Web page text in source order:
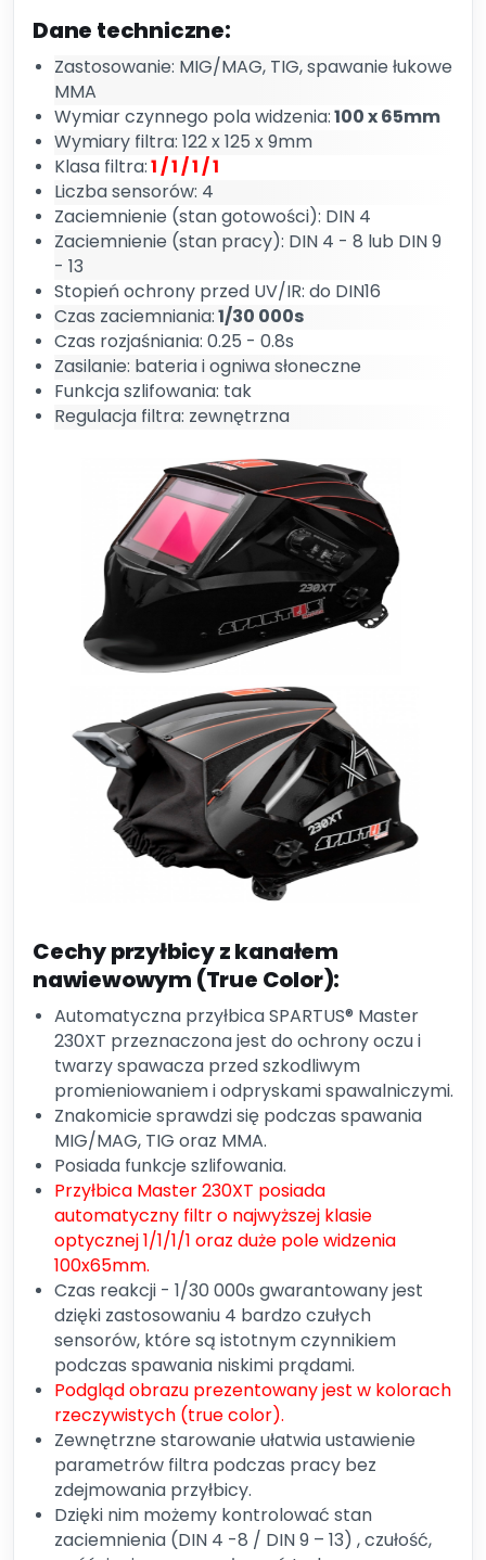
Dane techniczne:
Zastosowanie: MIG/MAG, TIG, spawanie łukowe
MMA
Wymiar czynnego pola widzenia:100 x 65mm
Wymiary filtra: 122 x 125 x 9mm
Klasa filtra:1 / 1 / 1 / 1
Liczba sensorów: 4
Zaciemnienie (stan gotowości): DIN 4
Zaciemnienie (stan pracy): DIN 4 - 8 lub DIN 9
- 13
Stopień ochrony przed UV/IR: do DIN16
Czas zaciemniania:1/30 000s
Czas rozjaśniania: 0.25 - 0.8s
Zasilanie: bateria i ogniwa słoneczne
Funkcja szlifowania: tak
Regulacja filtra: zewnętrzna
Cechy przyłbicy z kanałem
nawiewowym (True Color):
Automatyczna przyłbica SPARTUS® Master
230XT przeznaczona jest do ochrony oczu i
twarzy spawacza przed szkodliwym
promieniowaniem i odpryskami spawalniczymi.
Znakomicie sprawdzi się podczas spawania
MIG/MAG, TIG oraz MMA.
Posiada funkcje szlifowania.
Przyłbica Master 230XT posiada
automatyczny filtr o najwyższej klasie
optycznej 1/1/1/1 oraz duże pole widzenia
100x65mm.
Czas reakcji - 1/30 000s gwarantowany jest
dzięki zastosowaniu 4 bardzo czułych
sensorów, które są istotnym czynnikiem
podczas spawania niskimi prądami.
Podgląd obrazu prezentowany jest w kolorach
rzeczywistych (true color).
Zewnętrzne starowanie ułatwia ustawienie
parametrów filtra podczas pracy bez
zdejmowania przyłbicy.
Dzięki nim możemy kontrolować stan
zaciemnienia (DIN 4 -8 / DIN 9 – 13) , czułość,